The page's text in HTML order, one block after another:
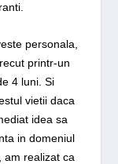
personala,
printr-un
4 luni. Si
vietii daca
idea sa
in domeniul
am realizat ca